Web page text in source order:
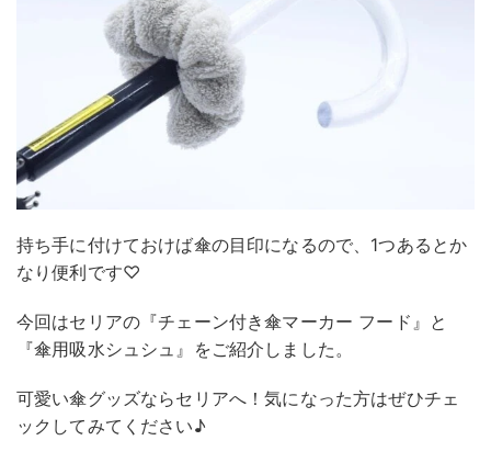
持ち手に付けておけば傘の目印になるので、1つあるとか
なり便利です♡
今回はセリアの『チェーン付き傘マーカー フード』と
『傘用吸水シュシュ』をご紹介しました。
可愛い傘グッズならセリアへ！気になった方はぜひチェ
ックしてみてください♪